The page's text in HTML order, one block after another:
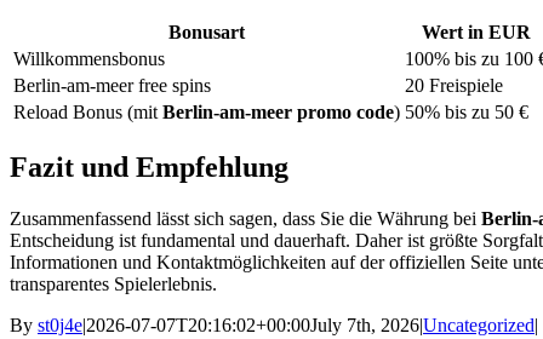
Bonusart
Wert in EUR
Willkommensbonus
100% bis zu 100
Berlin-am-meer free spins
20 Freispiele
Reload Bonus (mit Berlin-am-meer promo code) 50% bis zu 50 €
Fazit und Empfehlung
Zusammenfassend lässt sich sagen, dass Sie die Währung bei Berlin-
Entscheidung ist fundamental und dauerhaft. Daher ist größte
Informationen und Kontaktmöglichkeiten auf der offiziellen Seite
transparentes Spielerlebnis.
By st0j4e|2026-07-07T20:16:02+00:00July 7th, 2026|Uncategorized|